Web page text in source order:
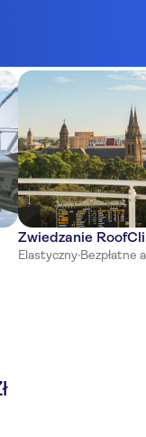
Zwiedzanie
Elastyczny·Bezpłatne